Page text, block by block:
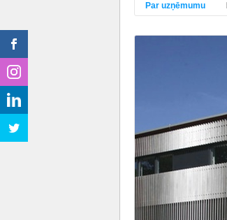
Par uzņēmumu